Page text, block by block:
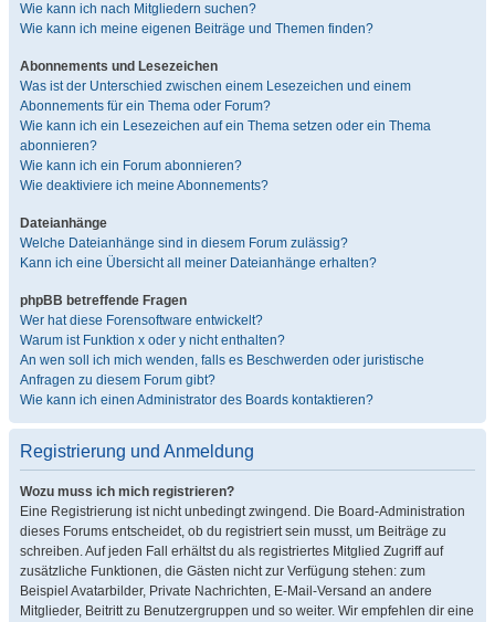
Wie kann ich nach Mitgliedern suchen?
Wie kann ich meine eigenen Beiträge und Themen finden?
Abonnements und Lesezeichen
Was ist der Unterschied zwischen einem Lesezeichen und einem
Abonnements für ein Thema oder Forum?
Wie kann ich ein Lesezeichen auf ein Thema setzen oder ein Thema
abonnieren?
Wie kann ich ein Forum abonnieren?
Wie deaktiviere ich meine Abonnements?
Dateianhänge
Welche Dateianhänge sind in diesem Forum zulässig?
Kann ich eine Übersicht all meiner Dateianhänge erhalten?
phpBB betreffende Fragen
Wer hat diese Forensoftware entwickelt?
Warum ist Funktion x oder y nicht enthalten?
An wen soll ich mich wenden, falls es Beschwerden oder juristische
Anfragen zu diesem Forum gibt?
Wie kann ich einen Administrator des Boards kontaktieren?
Registrierung und Anmeldung
Wozu muss ich mich registrieren?
Eine Registrierung ist nicht unbedingt zwingend. Die Board-Administration
dieses Forums entscheidet, ob du registriert sein musst, um Beiträge zu
schreiben. Auf jeden Fall erhältst du als registriertes Mitglied Zugriff auf
zusätzliche Funktionen, die Gästen nicht zur Verfügung stehen: zum
Beispiel Avatarbilder, Private Nachrichten, E-Mail-Versand an andere
Mitglieder, Beitritt zu Benutzergruppen und so weiter. Wir empfehlen dir eine